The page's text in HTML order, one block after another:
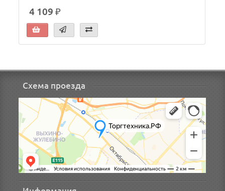
4 109 ₽
Схема проезда